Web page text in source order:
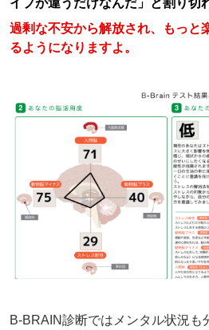
過剰な不安から解放され、もっと
るようになりますよ。
B-BRAIN診断ではメンタル状況も